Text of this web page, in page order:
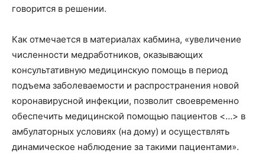
говорится в решении.
Как отмечается в материалах кабмина, «увеличение
численности медработников, оказывающих
консультативную медицинскую помощь в период
подъема заболеваемости и распространения новой
коронавирусной инфекции, позволит своевременно
обеспечить медицинской помощью пациентов <…> в
амбулаторных условиях (на дому) и осуществлять
динамическое наблюдение за такими пациентами».